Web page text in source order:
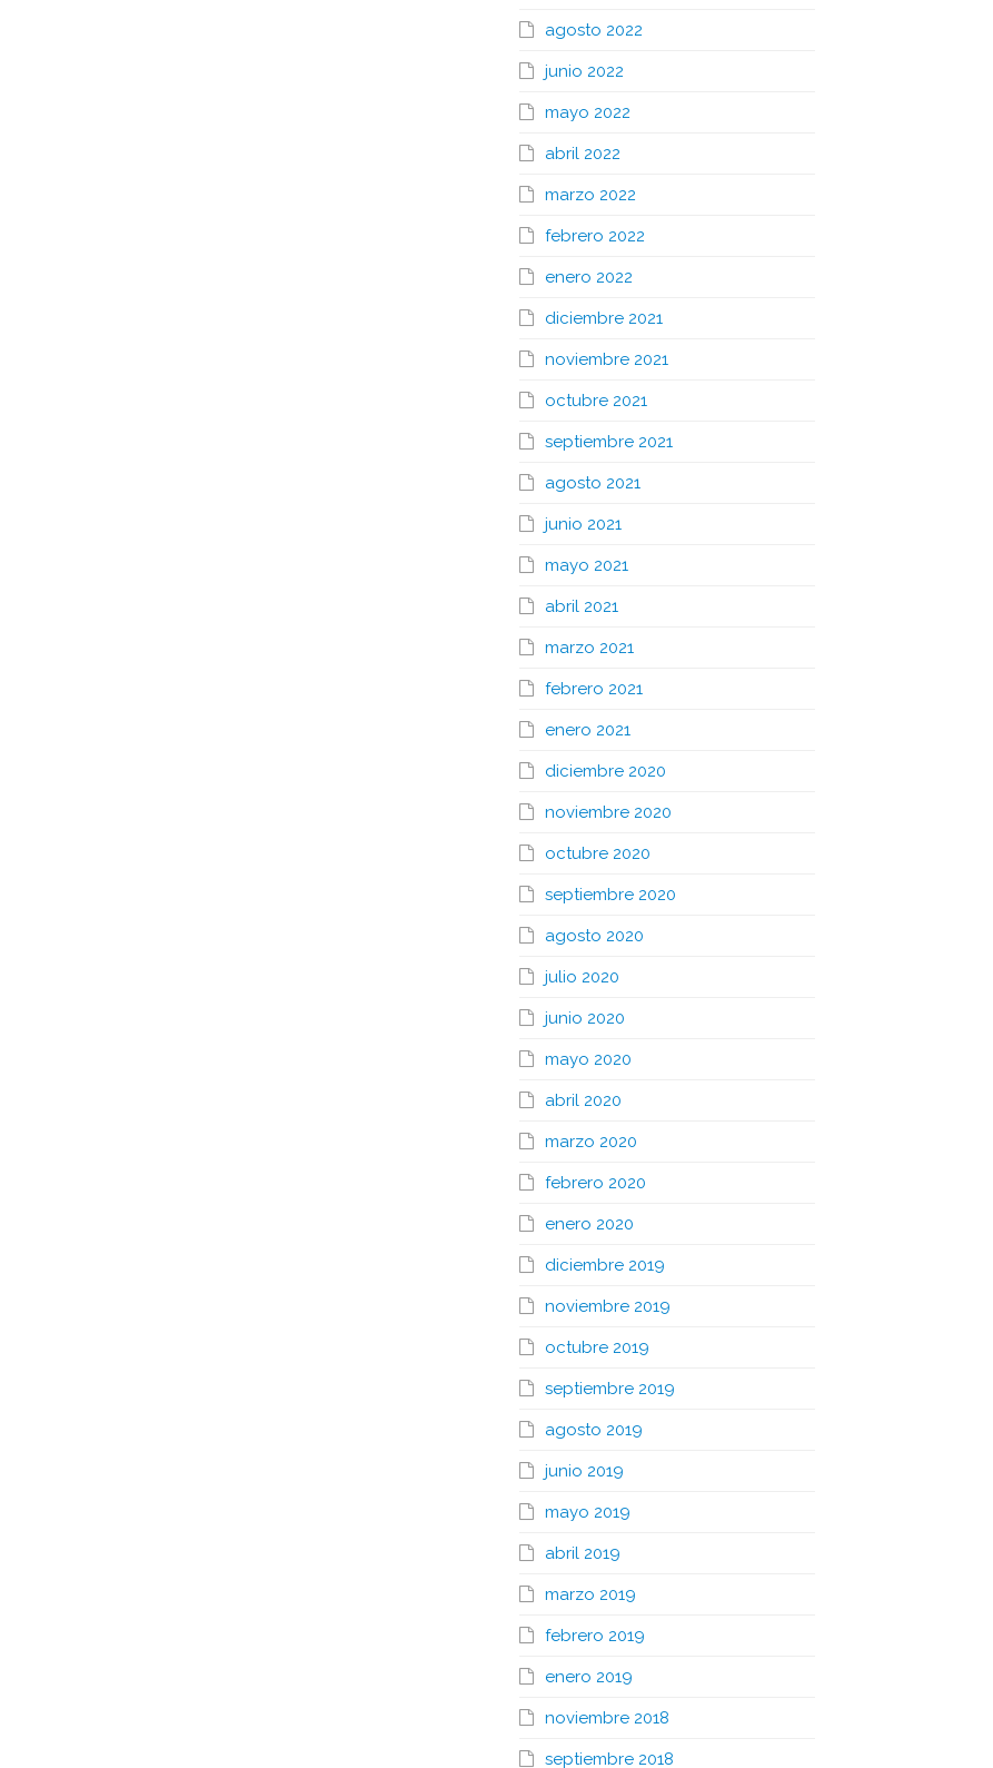
agosto 2022
junio 2022
mayo 2022
abril 2022
marzo 2022
febrero 2022
enero 2022
diciembre 2021
noviembre 2021
octubre 2021
septiembre 2021
agosto 2021
junio 2021
mayo 2021
abril 2021
marzo 2021
febrero 2021
enero 2021
diciembre 2020
noviembre 2020
octubre 2020
septiembre 2020
agosto 2020
julio 2020
junio 2020
mayo 2020
abril 2020
marzo 2020
febrero 2020
enero 2020
diciembre 2019
noviembre 2019
octubre 2019
septiembre 2019
agosto 2019
junio 2019
mayo 2019
abril 2019
marzo 2019
febrero 2019
enero 2019
noviembre 2018
septiembre 2018